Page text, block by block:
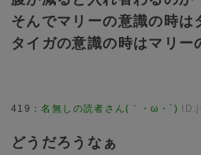
そんでマリーの意識の時は
タイガの意識の時はマリー
419 ：名無しの読者さん(｀・ω・´)
どうだろうなぁ